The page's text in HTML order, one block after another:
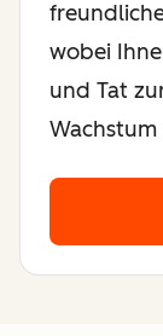
wobei
und Tat